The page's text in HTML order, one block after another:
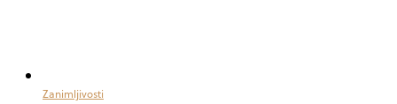
Zanimljivosti